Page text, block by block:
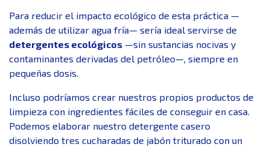
Para reducir el impacto ecológico de esta práctica —
además de utilizar agua fría— sería ideal servirse de
detergentes ecológicos —sin sustancias nocivas y
contaminantes derivadas del petróleo—, siempre en
pequeñas dosis.
Incluso podríamos crear nuestros propios productos de
limpieza con ingredientes fáciles de conseguir en casa.
Podemos elaborar nuestro detergente casero
disolviendo tres cucharadas de jabón triturado con un